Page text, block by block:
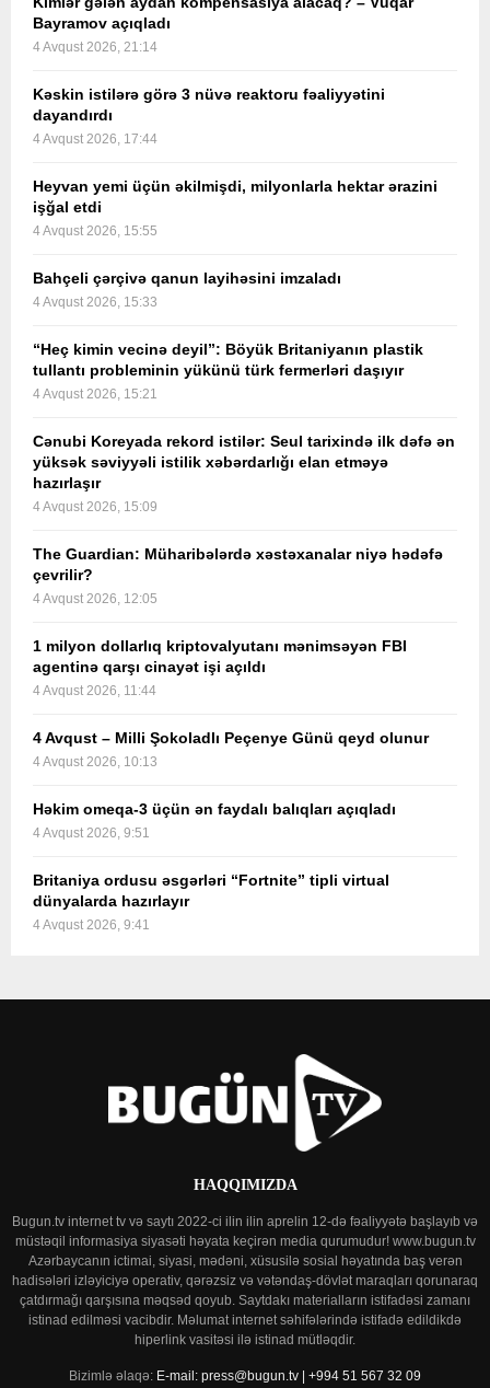
Bayramov açıqladı
4 Avqust 2026, 21:14
Kəskin istilərə görə 3 nüvə reaktoru fəaliyyətini
dayandırdı
4 Avqust 2026, 17:44
Heyvan yemi üçün əkilmişdi, milyonlarla hektar ərazini
işğal etdi
4 Avqust 2026, 15:55
Bahçeli çərçivə qanun layihəsini imzaladı
4 Avqust 2026, 15:33
“Heç kimin vecinə deyil”: Böyük Britaniyanın plastik
tullantı probleminin yükünü türk fermerləri daşıyır
4 Avqust 2026, 15:21
Cənubi Koreyada rekord istilər: Seul tarixində ilk dəfə ən
yüksək səviyyəli istilik xəbərdarlığı elan etməyə
hazırlaşır
4 Avqust 2026, 15:09
The Guardian: Müharibələrdə xəstəxanalar niyə hədəfə
çevrilir?
4 Avqust 2026, 12:05
1 milyon dollarlıq kriptovalyutanı mənimsəyən FBI
agentinə qarşı cinayət işi açıldı
4 Avqust 2026, 11:44
4 Avqust – Milli Şokoladlı Peçenye Günü qeyd olunur
4 Avqust 2026, 10:13
Həkim omeqa-3 üçün ən faydalı balıqları açıqladı
4 Avqust 2026, 9:51
Britaniya ordusu əsgərləri “Fortnite” tipli virtual
dünyalarda hazırlayır
4 Avqust 2026, 9:41
HAQQIMIZDA
Bugun.tv internet tv və saytı 2022-ci ilin ilin aprelin 12-də fəaliyyətə başlayıb və
müstəqil informasiya siyasəti həyata keçirən media qurumudur! www.bugun.tv
Azərbaycanın ictimai, siyasi, mədəni, xüsusilə sosial həyatında baş verən
hadisələri izləyiciyə operativ, qərəzsiz və vətəndaş-dövlət maraqları qorunaraq
çatdırmağı qarşısına məqsəd qoyub. Saytdakı materialların istifadəsi zamanı
istinad edilməsi vacibdir. Məlumat internet səhifələrində istifadə edildikdə
hiperlink vasitəsi ilə istinad mütləqdir.
Bizimlə əlaqə: E-mail: press@bugun.tv | +994 51 567 32 09